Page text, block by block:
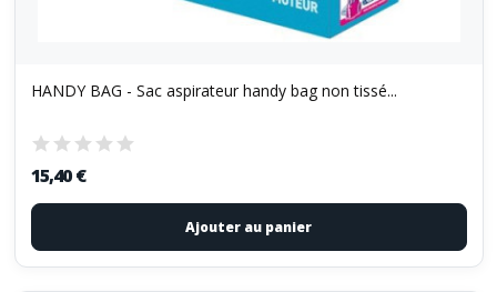
HANDY BAG - Sac aspirateur handy bag non tissé...
15,40 €
Ajouter au panier